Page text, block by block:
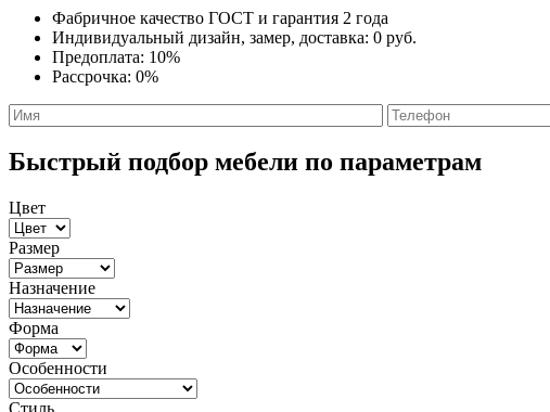
Фабричное качество ГОСТ и гарантия 2 года
Индивидуальный дизайн, замер, доставка: 0 руб.
Предоплата: 10%
Рассрочка: 0%
Быстрый подбор мебели по параметрам
Цвет
Размер
Назначение
Форма
Особенности